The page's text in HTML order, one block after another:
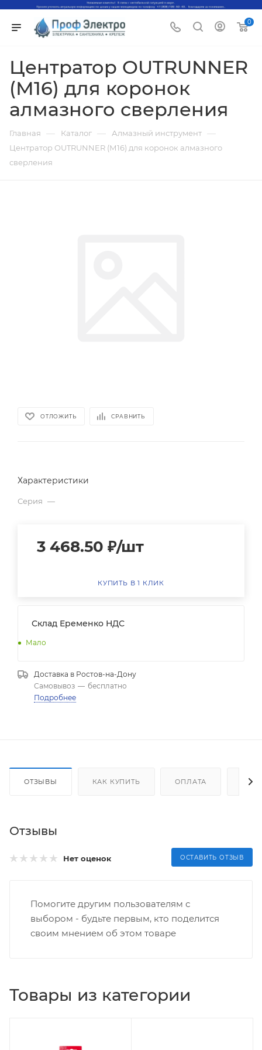
0
Центратор OUTRUNNER
(М16) для коронок
алмазного сверления
Главная — Каталог — Алмазный инструмент —
Центратор OUTRUNNER (М16) для коронок алмазного
сверления
ОТЛОЖИТЬ СРАВНИТЬ
Характеристики
Серия —
3 468.50 ₽/шт
КУПИТЬ В 1 КЛИК
Склад Еременко НДС
Мало
Доставка в Ростов-на-Дону
Самовывоз — бесплатно
Подробнее
ОТЗЫВЫ КАК КУПИТЬ ОПЛАТА
Отзывы
Нет оценок ОСТАВИТЬ ОТЗЫВ
Помогите другим пользователям с
выбором - будьте первым, кто поделится
своим мнением об этом товаре
Товары из категории